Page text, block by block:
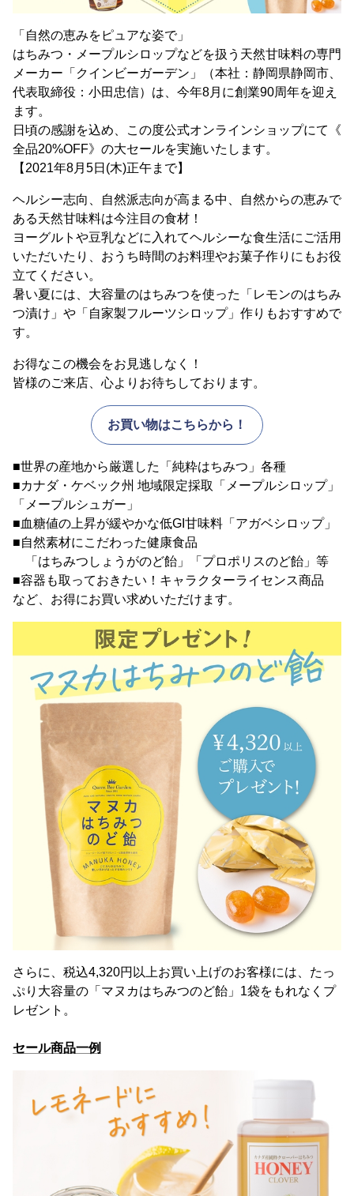
「自然の恵みをピュアな姿で」
はちみつ・メープルシロップなどを扱う天然甘味料の専門
メーカー「クインビーガーデン」（本社：静岡県静岡市、
代表取締役：小田忠信）は、今年8月に創業90周年を迎え
ます。
日頃の感謝を込め、この度公式オンラインショップにて《
全品20%OFF》の大セールを実施いたします。
【2021年8月5日(木)正午まで】
ヘルシー志向、自然派志向が高まる中、自然からの恵みで
ある天然甘味料は今注目の食材！
ヨーグルトや豆乳などに入れてヘルシーな食生活にご活用
いただいたり、おうち時間のお料理やお菓子作りにもお役
立てください。
暑い夏には、大容量のはちみつを使った「レモンのはちみ
つ漬け」や「自家製フルーツシロップ」作りもおすすめで
す。
お得なこの機会をお見逃しなく！
皆様のご来店、心よりお待ちしております。
お買い物はこちらから！
■世界の産地から厳選した「純粋はちみつ」各種
■カナダ・ケベック州 地域限定採取「メープルシロップ」
「メープルシュガー」
■血糖値の上昇が緩やかな低GI甘味料「アガベシロップ」
■自然素材にこだわった健康食品
「はちみつしょうがのど飴」「プロポリスのど飴」等
■容器も取っておきたい！キャラクターライセンス商品
など、お得にお買い求めいただけます。
さらに、税込4,320円以上お買い上げのお客様には、たっ
ぷり大容量の「マヌカはちみつのど飴」1袋をもれなくプ
レゼント。
セール商品一例